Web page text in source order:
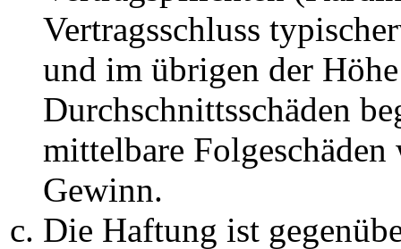
Vertragsschluss
und im übrigen der
Durchschnittsschäden
mittelbare Folgeschäden
Gewinn.
Die Haftung ist